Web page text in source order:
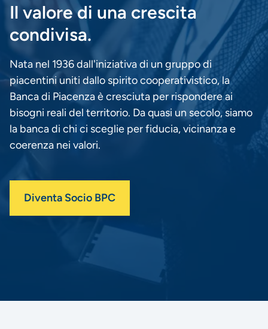
Il valore di una crescita
condivisa.
Nata nel 1936 dall'iniziativa di un gruppo di
piacentini uniti dallo spirito cooperativistico, la
Banca di Piacenza è cresciuta per rispondere ai
bisogni reali del territorio. Da quasi un secolo, siamo
la banca di chi ci sceglie per fiducia, vicinanza e
coerenza nei valori.
Diventa Socio BPC